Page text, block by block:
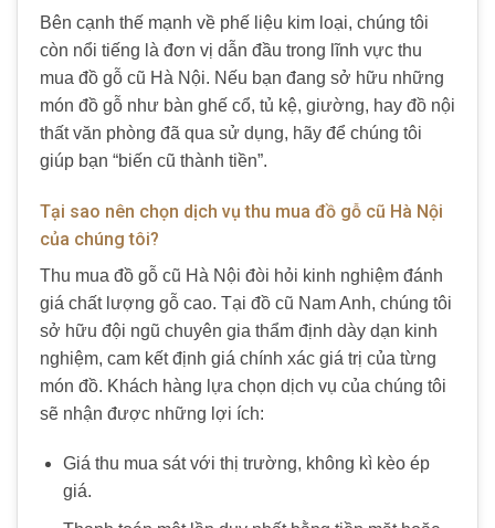
Bên cạnh thế mạnh về phế liệu kim loại, chúng tôi
còn nổi tiếng là đơn vị dẫn đầu trong lĩnh vực thu
mua đồ gỗ cũ Hà Nội. Nếu bạn đang sở hữu những
món đồ gỗ như bàn ghế cổ, tủ kệ, giường, hay đồ nội
thất văn phòng đã qua sử dụng, hãy để chúng tôi
giúp bạn “biến cũ thành tiền”.
Tại sao nên chọn dịch vụ thu mua đồ gỗ cũ Hà Nội
của chúng tôi?
Thu mua đồ gỗ cũ Hà Nội đòi hỏi kinh nghiệm đánh
giá chất lượng gỗ cao. Tại đồ cũ Nam Anh, chúng tôi
sở hữu đội ngũ chuyên gia thẩm định dày dạn kinh
nghiệm, cam kết định giá chính xác giá trị của từng
món đồ. Khách hàng lựa chọn dịch vụ của chúng tôi
sẽ nhận được những lợi ích:
Giá thu mua sát với thị trường, không kì kèo ép
giá.